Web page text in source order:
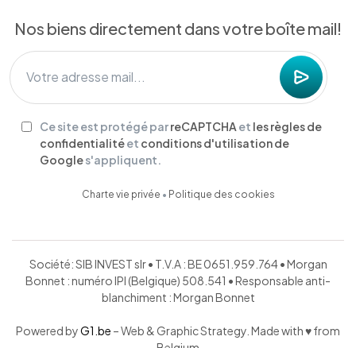
Nos biens directement dans votre boîte mail!
Ce site est protégé parreCAPTCHA et les règles de
confidentialitéet conditions d'utilisation de
Googles'appliquent.
Charte vie privée • Politique des cookies
Société: SIB INVEST slr • T.V.A : BE 0651.959.764 • Morgan
Bonnet : numéro IPI (Belgique) 508.541 • Responsable anti-
blanchiment : Morgan Bonnet
Powered byG1.be – Web & Graphic Strategy. Made with ♥ from